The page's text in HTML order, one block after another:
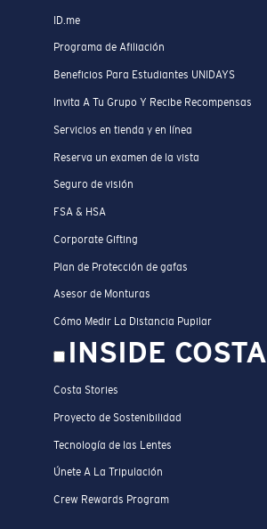
ID.me
Programa de Afiliación
Beneficios Para Estudiantes UNIDAYS
Invita A Tu Grupo Y Recibe Recompensas
Servicios en tienda y en línea
Reserva un examen de la vista
Seguro de visión
FSA & HSA
Corporate Gifting
Plan de Protección de gafas
Asesor de Monturas
Cómo Medir La Distancia Pupilar
INSIDE COSTA
Costa Stories
Proyecto de Sostenibilidad
Tecnología de las Lentes
Únete A La Tripulación
Crew Rewards Program